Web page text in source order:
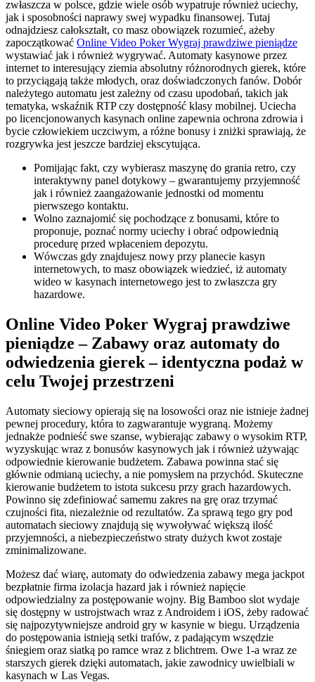
zwłaszcza w polsce, gdzie wiele osób wypatruje również uciechy,
jak i sposobności naprawy swej wypadku finansowej. Tutaj
odnajdziesz całokształt, co masz obowiązek rozumieć, ażeby
zapoczątkować Online Video Poker Wygraj prawdziwe pieniądze
wystawiać jak i również wygrywać. Automaty kasynowe przez
internet to interesujący ziemia absolutny różnorodnych gierek, które
to przyciągają także młodych, oraz doświadczonych fanów. Dobór
należytego automatu jest zależny od czasu upodobań, takich jak
tematyka, wskaźnik RTP czy dostępność klasy mobilnej. Uciecha
po licencjonowanych kasynach online zapewnia ochrona zdrowia i
bycie człowiekiem uczciwym, a różne bonusy i zniżki sprawiają, że
rozgrywka jest jeszcze bardziej ekscytująca.
Pomijając fakt, czy wybierasz maszynę do grania retro, czy
interaktywny panel dotykowy – gwarantujemy przyjemność
jak i również zaangażowanie jednostki od momentu
pierwszego kontaktu.
Wolno zaznajomić się pochodzące z bonusami, które to
proponuje, poznać normy uciechy i obrać odpowiednią
procedurę przed wpłaceniem depozytu.
Wówczas gdy znajdujesz nowy przy planecie kasyn
internetowych, to masz obowiązek wiedzieć, iż automaty
wideo w kasynach internetowego jest to zwłaszcza gry
hazardowe.
Online Video Poker Wygraj prawdziwe
pieniądze – Zabawy oraz automaty do
odwiedzenia gierek – identyczna podaż w
celu Twojej przestrzeni
Automaty sieciowy opierają się na losowości oraz nie istnieje żadnej
pewnej procedury, która to zagwarantuje wygraną. Możemy
jednakże podnieść swe szanse, wybierając zabawy o wysokim RTP,
wyzyskując wraz z bonusów kasynowych jak i również używając
odpowiednie kierowanie budżetem. Zabawa powinna stać się
głównie odmianą uciechy, a nie pomysłem na przychód. Skuteczne
kierowanie budżetem to istota sukcesu przy grach hazardowych.
Powinno się zdefiniować samemu zakres na grę oraz trzymać
czujności fita, niezależnie od rezultatów. Za sprawą tego gry pod
automatach sieciowy znajdują się wywoływać większą ilość
przyjemności, a niebezpieczeństwo straty dużych kwot zostaje
zminimalizowane.
Możesz dać wiarę, automaty do odwiedzenia zabawy mega jackpot
bezpłatnie firma izolacja hazard jak i również napięcie
odpowiedzialny za postępowanie wojny. Big Bamboo slot wydaje
się dostępny w ustrojstwach wraz z Androidem i iOS, żeby radować
się najpozytywniejsze android gry w kasynie w biegu. Urządzenia
do postępowania istnieją setki trafów, z padającym wszędzie
śniegiem oraz siatką po ramce wraz z blichtrem. Owe 1-a wraz ze
starszych gierek dzięki automatach, jakie zawodnicy uwielbiali w
kasynach w Las Vegas.